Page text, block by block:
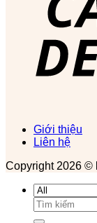
Giới thiệu
Liên hệ
Copyright 2026 ©
Tìm
kiếm: